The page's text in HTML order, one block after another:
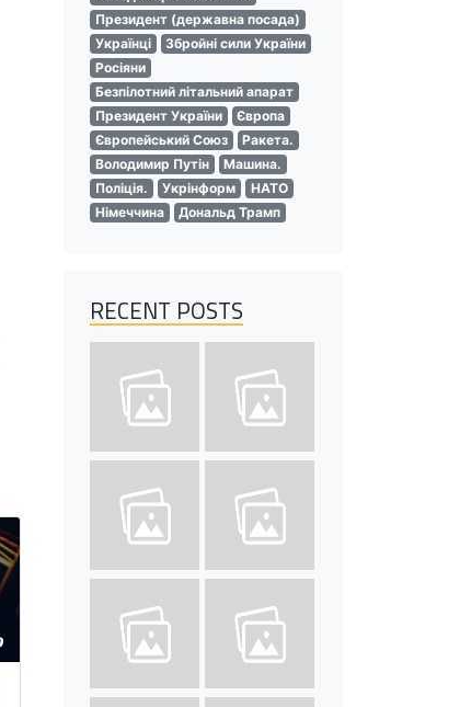
Президент (державна посада)
Українці
Збройні сили України
Росіяни
Безпілотний літальний апарат
Президент України
Європа
Європейський Союз
Ракета.
Володимир Путін
Машина.
Поліція.
Укрінформ
НАТО
Німеччина
Дональд Трамп
RECENT POSTS